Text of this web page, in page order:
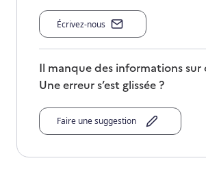
Écrivez-nous
Il manque des informations sur
Une erreur s’est glissée ?
Faire une suggestion